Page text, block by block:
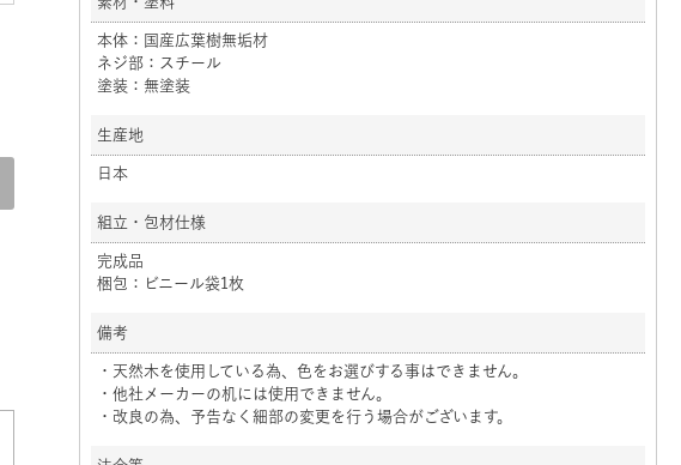
本体：国産広葉樹無垢材
ネジ部：スチール
塗装：無塗装
生産地
日本
組立・包材仕様
完成品
梱包：ビニール袋1枚
備考
・天然木を使用している為、色をお選びする事はできません。
・他社メーカーの机には使用できません。
・改良の為、予告なく細部の変更を行う場合がございます。